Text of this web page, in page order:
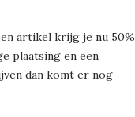
artikel krijg je nu 50%
plaatsing en een
dan komt er nog